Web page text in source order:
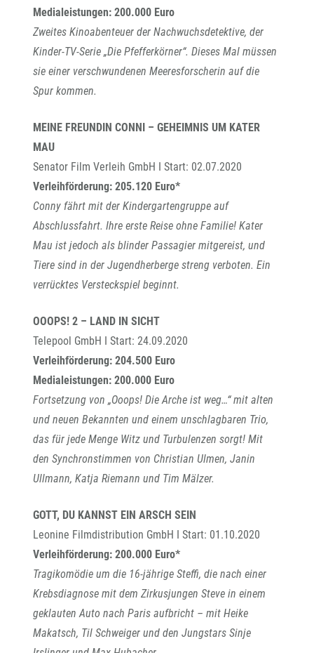
Medialeistungen: 200.000 Euro
Zweites Kinoabenteuer der Nachwuchsdetektive, der
Kinder-TV-Serie „Die Pfefferkörner“. Dieses Mal müssen
sie einer verschwundenen Meeresforscherin auf die
Spur kommen.
MEINE FREUNDIN CONNI – GEHEIMNIS UM KATER
MAU
Senator Film Verleih GmbH I Start: 02.07.2020
Verleihförderung: 205.120 Euro*
Conny fährt mit der Kindergartengruppe auf
Abschlussfahrt. Ihre erste Reise ohne Familie! Kater
Mau ist jedoch als blinder Passagier mitgereist, und
Tiere sind in der Jugendherberge streng verboten. Ein
verrücktes Versteckspiel beginnt.
OOOPS! 2 – LAND IN SICHT
Telepool GmbH I Start: 24.09.2020
Verleihförderung: 204.500 Euro
Medialeistungen: 200.000 Euro
Fortsetzung von „Ooops! Die Arche ist weg…“ mit alten
und neuen Bekannten und einem unschlagbaren Trio,
das für jede Menge Witz und Turbulenzen sorgt! Mit
den Synchronstimmen von Christian Ulmen, Janin
Ullmann, Katja Riemann und Tim Mälzer.
GOTT, DU KANNST EIN ARSCH SEIN
Leonine Filmdistribution GmbH I Start: 01.10.2020
Verleihförderung: 200.000 Euro*
Tragikomödie um die 16-jährige Steffi, die nach einer
Krebsdiagnose mit dem Zirkusjungen Steve in einem
geklauten Auto nach Paris aufbricht – mit Heike
Makatsch, Til Schweiger und den Jungstars Sinje